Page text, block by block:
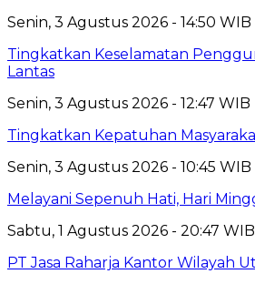
Senin, 3 Agustus 2026 - 14:50 WIB
Tingkatkan Keselamatan
Lantas
Senin, 3 Agustus 2026 - 12:47 WIB
Tingkatkan Kepatuhan
Senin, 3 Agustus 2026 - 10:45 WIB
Melayani Sepenuh Hati, Hari
Sabtu, 1 Agustus 2026 - 20:47 WIB
PT Jasa Raharja Kantor Wilayah